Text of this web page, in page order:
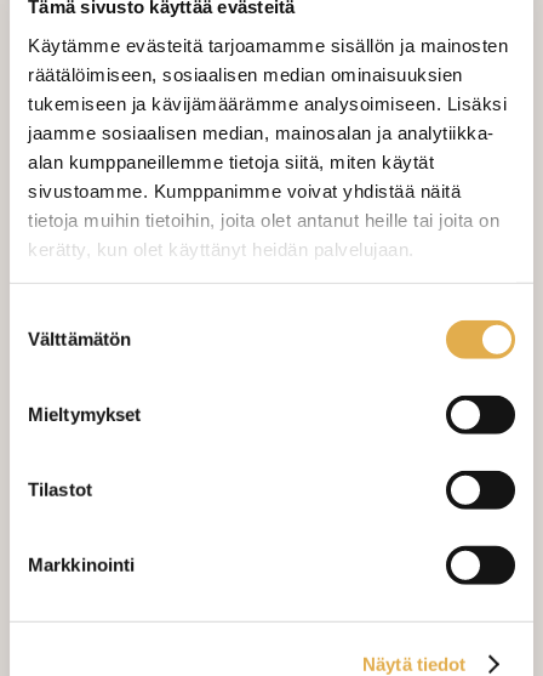
Tämä sivusto käyttää evästeitä
Käytämme evästeitä tarjoamamme sisällön ja mainosten
räätälöimiseen, sosiaalisen median ominaisuuksien
tukemiseen ja kävijämäärämme analysoimiseen. Lisäksi
jaamme sosiaalisen median, mainosalan ja analytiikka-
alan kumppaneillemme tietoja siitä, miten käytät
sivustoamme. Kumppanimme voivat yhdistää näitä
tietoja muihin tietoihin, joita olet antanut heille tai joita on
kerätty, kun olet käyttänyt heidän palvelujaan.
valinta
Välttämätön
Mieltymykset
Tilastot
Markkinointi
Näytä tiedot
Raportti 50cm
Tarjous - osta nyt ja säästä 30,52 €
12,00 €
Norm.42,52 €
Valitse mukaan ompelupalvelu
(sis. työn ja tarvikkeet)
MÄÄRÄ:
Mittausohje-sivulta
laskukaavion. Ompelutyön toimitusaika